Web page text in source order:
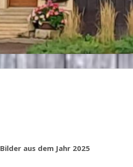
Bilder aus dem Jahr 2025